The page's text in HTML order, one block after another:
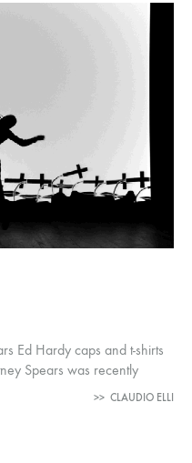
Ed Hardy caps and t-shirts
Spears was recently
California warehouse. The
>> CLAUDIO ELLI